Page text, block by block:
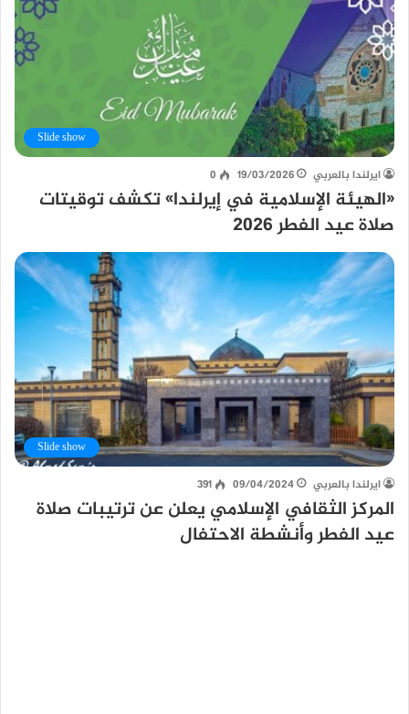
Slide show
ايرلندا بالعربي 19/03/2026
0
«الهيئة الإسلامية في إيرلندا» تكشف توقيتات
صلاة عيد الفطر 2026
Slide show
ايرلندا بالعربي 09/04/2024
391
المركز الثقافي الإسلامي يعلن عن ترتيبات صلاة
عيد الفطر وأنشطة الاحتفال